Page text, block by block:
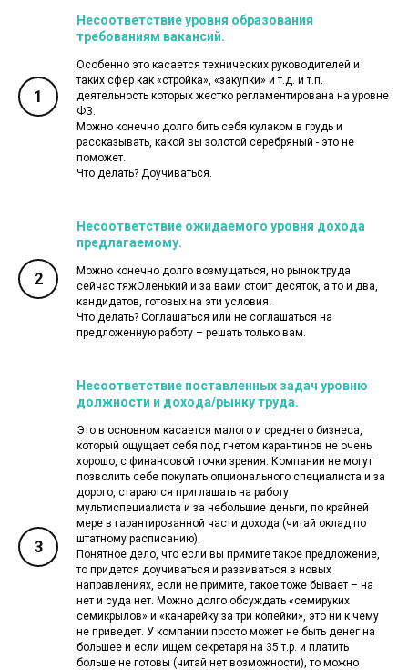
1
Несоответствие уровня образования
требованиям вакансий.
Особенно это касается технических руководителей и
таких сфер как «стройка», «закупки» и т.д. и т.п.
деятельность которых жестко регламентирована на уровне
ФЗ.
Можно конечно долго бить себя кулаком в грудь и
рассказывать, какой вы золотой серебряный - это не
поможет.
Что делать? Доучиваться.
2
Несоответствие ожидаемого уровня дохода
предлагаемому.
Можно конечно долго возмущаться, но рынок труда
сейчас тяжОленький и за вами стоит десяток, а то и два,
кандидатов, готовых на эти условия.
Что делать? Соглашаться или не соглашаться на
предложенную работу – решать только вам.
3
Несоответствие поставленных задач уровню
должности и дохода/рынку труда.
Это в основном касается малого и среднего бизнеса,
который ощущает себя под гнетом карантинов не очень
хорошо, с финансовой точки зрения. Компании не могут
позволить себе покупать опционального специалиста и за
дорого, стараются приглашать на работу
мультиспециалиста и за небольшие деньги, по крайней
мере в гарантированной части дохода (читай оклад по
штатному расписанию).
Понятное дело, что если вы примите такое предложение,
то придется доучиваться и развиваться в новых
направлениях, если не примите, такое тоже бывает – на
нет и суда нет. Можно долго обсуждать «семируких
семикрылов» и «канарейку за три копейки», это ни к чему
не приведет. У компании просто может не быть денег на
большее и если ищем секретаря на 35 т.р. и платить
больше не готовы (читай нет возможности), то можно